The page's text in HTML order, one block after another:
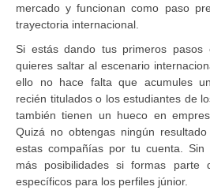
mercado y funcionan como paso
trayectoria internacional.
Si estás dando tus primeros
quieres saltar al escenario
ello no hace falta que acumules
recién titulados o los estudiantes de
también tienen un hueco en
Quizá no obtengas ningún
estas compañías por tu cuenta. Sin
más posibilidades si formas parte
específicos para los perfiles júnior.